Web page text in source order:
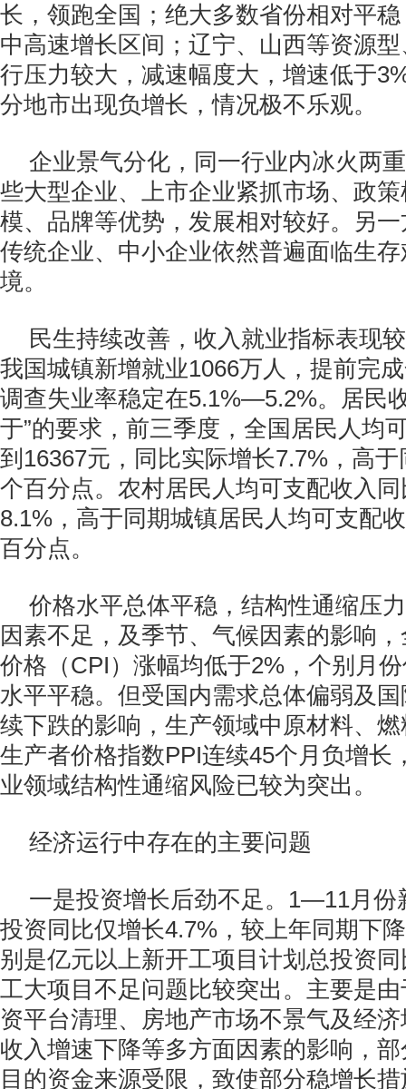
长，领跑全国；绝大多数省份相对平
中高速增长区间；辽宁、山西等资源
行压力较大，减速幅度大，增速低于
分地市出现负增长，情况极不乐观。
企业景气分化，同一行业内冰火两
些大型企业、上市企业紧抓市场、政
模、品牌等优势，发展相对较好。另
传统企业、中小企业依然普遍面临生
境。
民生持续改善，收入就业指标表现
我国城镇新增就业1066万人，提前完
调查失业率稳定在5.1%—5.2%。居民
于”的要求，前三季度，全国居民人均
到16367元，同比实际增长7.7%，高
个百分点。农村居民人均可支配收入
8.1%，高于同期城镇居民人均可支配
百分点。
价格水平总体平稳，结构性通缩压
因素不足，及季节、气候因素的影响
价格（CPI）涨幅均低于2%，个别月
水平平稳。但受国内需求总体偏弱及
续下跌的影响，生产领域中原材料、
生产者价格指数PPI连续45个月负增长
业领域结构性通缩风险已较为突出。
经济运行中存在的主要问题
一是投资增长后劲不足。1—11月份
投资同比仅增长4.7%，较上年同期下
别是亿元以上新开工项目计划总投资
工大项目不足问题比较突出。主要是
资平台清理、房地产市场不景气及经
收入增速下降等多方面因素的影响，
目的资金来源受限，致使部分稳增长